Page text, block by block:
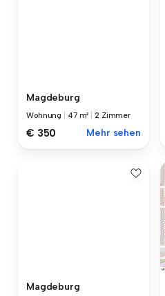
Magdeburg
Wohnung 47 m² |2 Zimmer
€ 350 Mehr sehen
Magdeburg